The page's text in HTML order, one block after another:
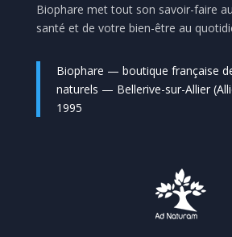
Biophare met tout son savoir-faire
santé et de votre bien-être au
Biophare — boutique française
naturels — Bellerive-sur-Allier
1995